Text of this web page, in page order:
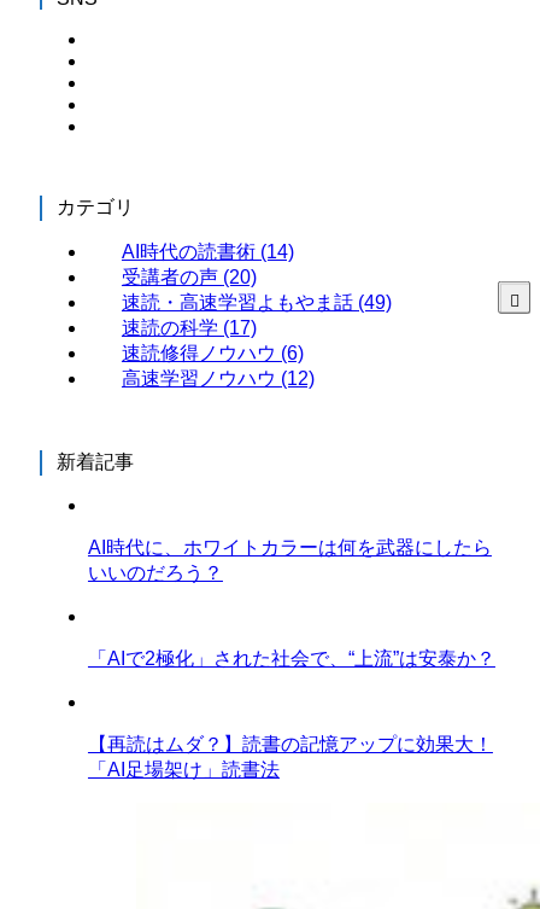
カテゴリ
AI時代の読書術 (14)
受講者の声 (20)
速読・高速学習よもやま話 (49)
速読の科学 (17)
速読修得ノウハウ (6)
高速学習ノウハウ (12)
新着記事
AI時代に、ホワイトカラーは何を武器にしたら
いいのだろう？
「AIで2極化」された社会で、“上流”は安泰か？
【再読はムダ？】読書の記憶アップに効果大！
「AI足場架け」読書法